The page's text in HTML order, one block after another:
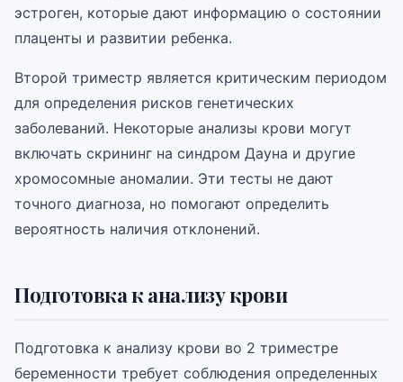
эстроген, которые дают информацию о состоянии
плаценты и развитии ребенка.
Второй триместр является критическим периодом
для определения рисков генетических
заболеваний. Некоторые анализы крови могут
включать скрининг на синдром Дауна и другие
хромосомные аномалии. Эти тесты не дают
точного диагноза, но помогают определить
вероятность наличия отклонений.
Подготовка к анализу крови
Подготовка к анализу крови во 2 триместре
беременности требует соблюдения определенных